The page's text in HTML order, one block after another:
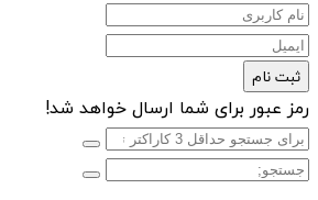
ثبت نام
رمز عبور برای شما ارسال خواهد شد!